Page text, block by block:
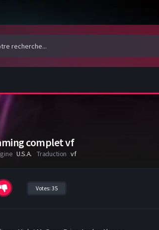
complet vf
U.S.A. Traduction vf
Votes: 35